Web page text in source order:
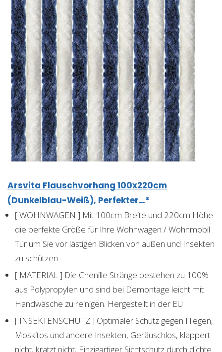
Arsvita Flauschvorhang 100x220cm
(Dunkelblau-Weiß), Perfekter…*
[ WOHNWAGEN ] Mit 100cm Breite und 220cm Höhe
die perfekte Größe für Ihre Wohnwagen / Wohnmobil
Tür um Sie vor lästigen Blicken von außen und Insekten
zu schützen
[ MATERIAL ] Die Chenille Stränge bestehen zu 100%
aus Polypropylen und sind bei Demontage leicht mit
Handwäsche zu reinigen. Hergestellt in der EU
[ INSEKTENSCHUTZ ] Optimaler Schutz gegen Fliegen,
Moskitos und andere Insekten, Geräuschlos, klappert
nicht, kratzt nicht, Einzigartiger Sichtschutz durch dichte